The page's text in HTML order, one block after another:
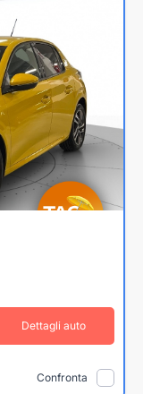
Dettagli auto
Confronta